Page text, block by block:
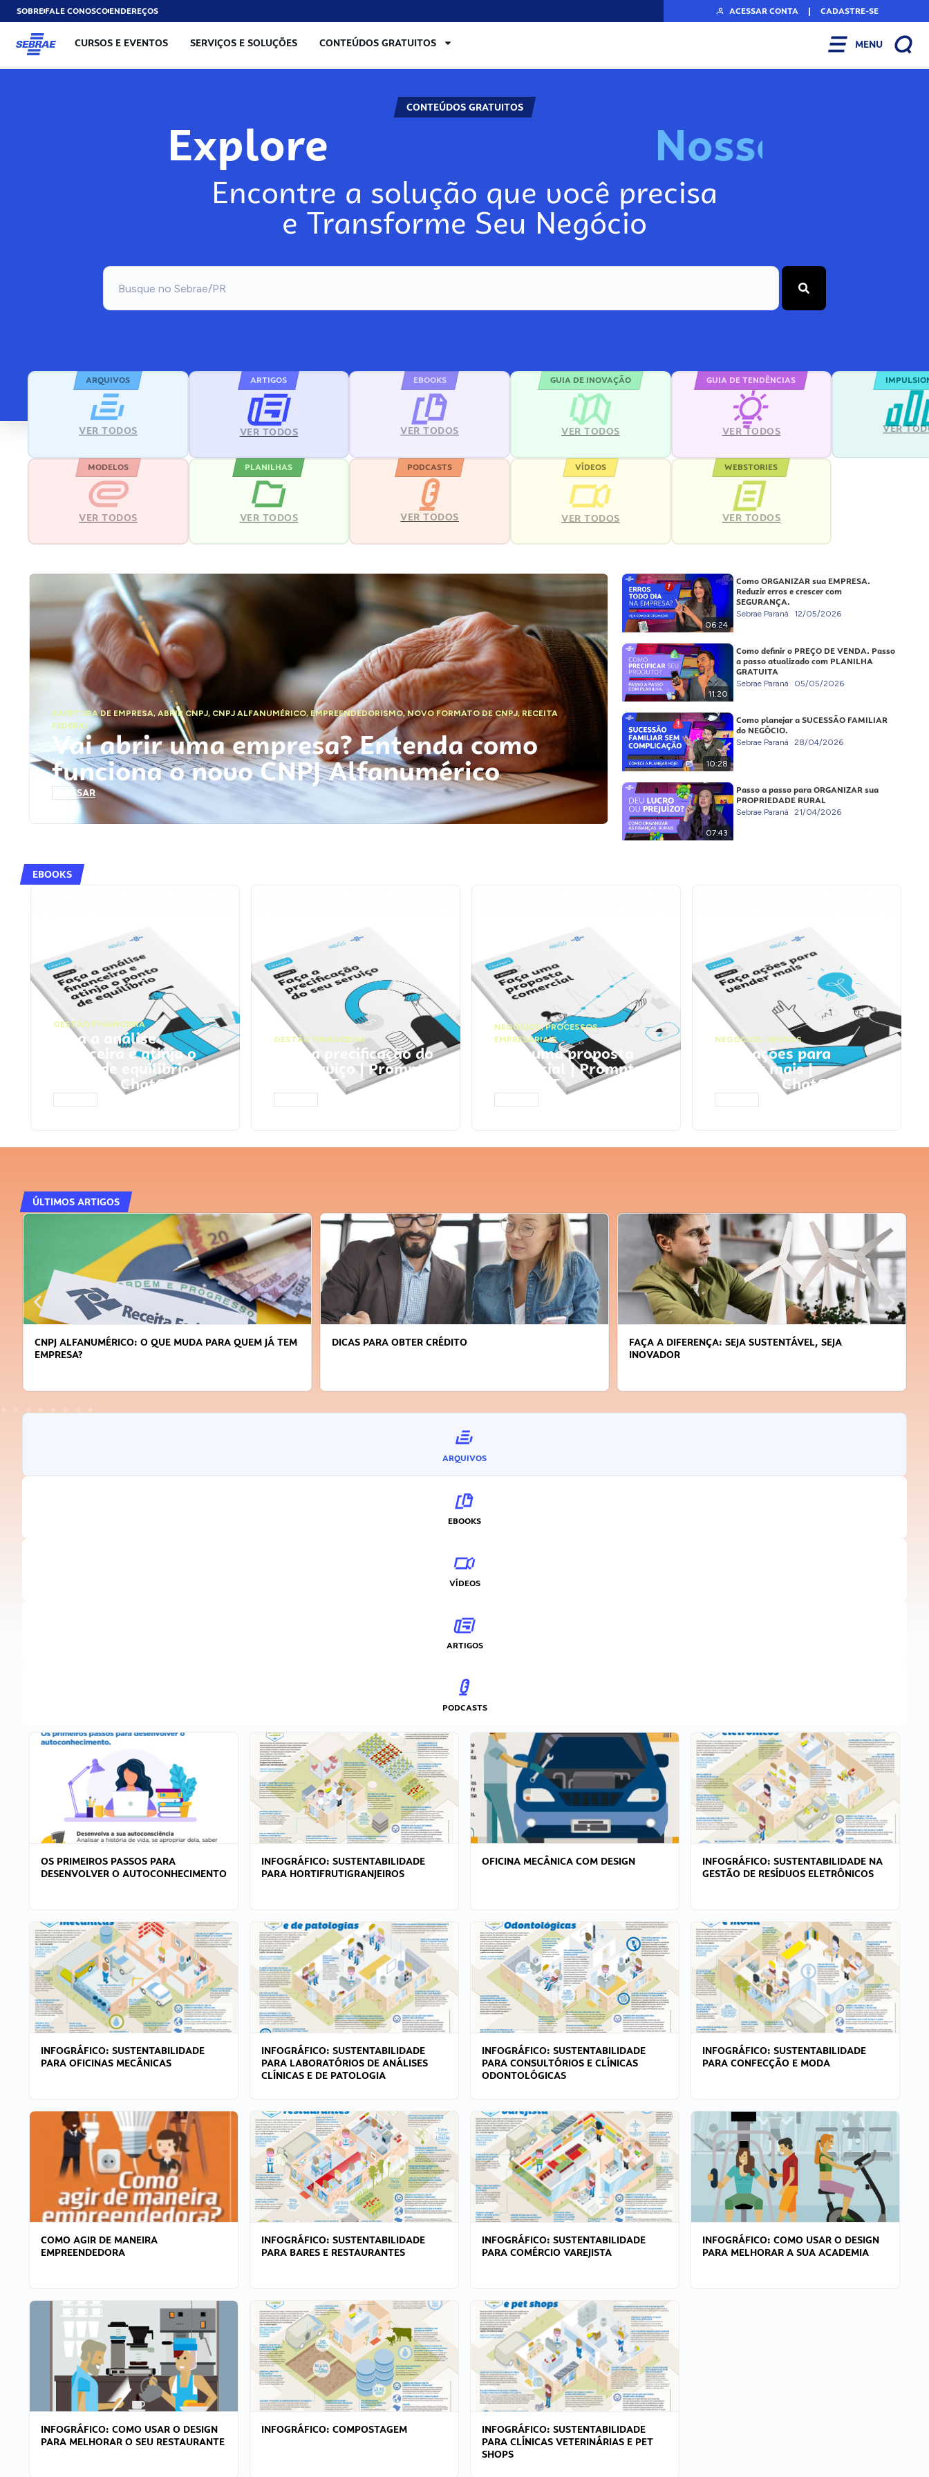
SOBREFALE CONOSCOENDEREÇOS ACESSAR CONTA | CADASTRE-SE
CURSOS E EVENTOS SERVIÇOS E SOLUÇÕES CONTEÚDOS GRATUITOS MENU
CONTEÚDOS GRATUITOS
Explore Nosso
Encontre a solução que você precisa
e Transforme Seu Negócio
ARQUIVOS
VER TODOS
ARTIGOS
VER TODOS
EBOOKS
VER TODOS
GUIA DE INOVAÇÃO
VER TODOS
GUIA DE TENDÊNCIAS
VER TODOS VER
MODELOS
VER TODOS
PLANILHAS
VER TODOS
PODCASTS
VER TODOS
VÍDEOS
VER TODOS
WEBSTORIES
VER TODOS
ABERTURA DE EMPRESA,ABRIR CNPJ, CNPJ ALFANUMÉRICO, EMPREENDEDORISMO,NOVO FORMATO DE CNPJ,RECEITA
FEDERAL
Vai abrir uma empresa? Entenda como
funciona o novo CNPJ Alfanumérico
ACESSAR
06:24
Como ORGANIZAR sua EMPRESA.
Reduzir erros e crescer com
SEGURANÇA.
Sebrae Paraná 12/05/2026
11:20
Como definir o PREÇO DE VENDA. Passo
a passo atualizado com PLANILHA
GRATUITA
Sebrae Paraná 05/05/2026
10:28
Como planejar a SUCESSÃO FAMILIAR
do NEGÓCIO.
Sebrae Paraná 28/04/2026
07:43
Passo a passo para ORGANIZAR sua
PROPRIEDADE RURAL
Sebrae Paraná 21/04/2026
EBOOKS
GESTÃO FINANCEIRA
Faça a análise
financeira e atinja o
ponto de equilíbrio |
Prompts ChatGPT
GESTÃO FINANCEIRA
Faça a precificação do
seu serviço | Prompts
ChatGPT
NEGÓCIOS,PROCESSOS
EMPRESARIAIS
Faça uma proposta
comercial | Prompts
ChatGPT
NEGÓCIOS, VENDAS
Faça ações para
vender mais |
Prompts ChatGPT
ÚLTIMOS ARTIGOS
CNPJ ALFANUMÉRICO: O QUE MUDA PARA QUEM JÁ TEM
EMPRESA?
DICAS PARA OBTER CRÉDITO
FAÇA A DIFERENÇA: SEJA SUSTENTÁVEL, SEJA
INOVADOR
ARQUIVOS
EBOOKS
VÍDEOS
ARTIGOS
PODCASTS
OS PRIMEIROS PASSOS PARA
DESENVOLVER O AUTOCONHECIMENTO
INFOGRÁFICO: SUSTENTABILIDADE
PARA HORTIFRUTIGRANJEIROS
OFICINA MECÂNICA COM DESIGN
INFOGRÁFICO: SUSTENTABILIDADE NA
GESTÃO DE RESÍDUOS ELETRÔNICOS
INFOGRÁFICO: SUSTENTABILIDADE
PARA OFICINAS MECÂNICAS
INFOGRÁFICO: SUSTENTABILIDADE
PARA LABORATÓRIOS DE ANÁLISES
CLÍNICAS E DE PATOLOGIA
INFOGRÁFICO: SUSTENTABILIDADE
PARA CONSULTÓRIOS E CLÍNICAS
ODONTOLÓGICAS
INFOGRÁFICO: SUSTENTABILIDADE
PARA CONFECÇÃO E MODA
COMO AGIR DE MANEIRA
EMPREENDEDORA
INFOGRÁFICO: SUSTENTABILIDADE
PARA BARES E RESTAURANTES
INFOGRÁFICO: SUSTENTABILIDADE
PARA COMÉRCIO VAREJISTA
INFOGRÁFICO: COMO USAR O DESIGN
PARA MELHORAR A SUA ACADEMIA
INFOGRÁFICO: COMO USAR O DESIGN
PARA MELHORAR O SEU RESTAURANTE
INFOGRÁFICO: COMPOSTAGEM
INFOGRÁFICO: SUSTENTABILIDADE
PARA CLÍNICAS VETERINÁRIAS E PET
SHOPS